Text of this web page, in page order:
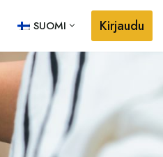
SUOMI Kirjaudu